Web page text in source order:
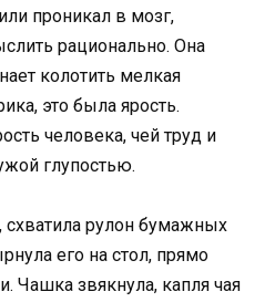
проникал в мозг,
рационально. Она
колотить мелкая
это была ярость.
человека, чей труд и
глупостью.
рулон бумажных
его на стол, прямо
Чашка звякнула, капля чая